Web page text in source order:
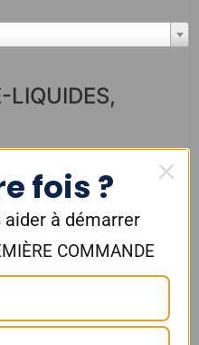
LIQUIDES,
fois ?
aider à démarrer
COMMANDE